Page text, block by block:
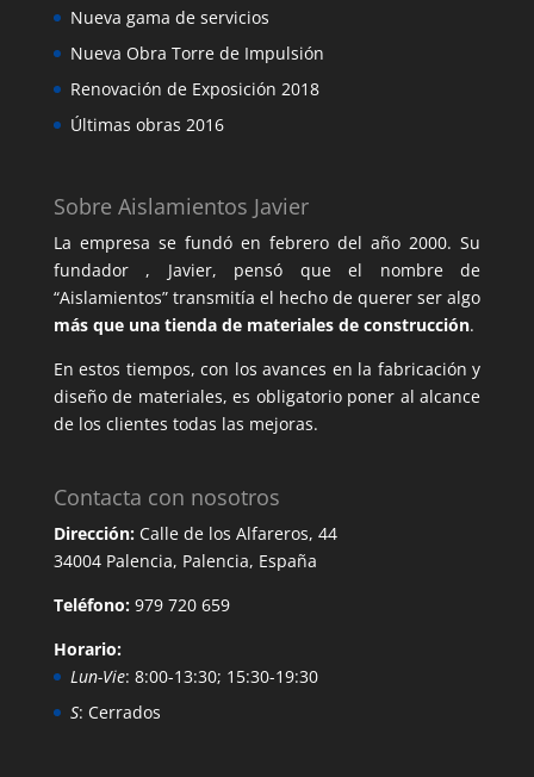
Nueva gama de servicios
Nueva Obra Torre de Impulsión
Renovación de Exposición 2018
Últimas obras 2016
Sobre Aislamientos Javier
La empresa se fundó en febrero del año 2000. Su
fundador , Javier, pensó que el nombre de
“Aislamientos” transmitía el hecho de querer ser algo
más que una tienda de materiales de construcción.
En estos tiempos, con los avances en la fabricación y
diseño de materiales, es obligatorio poner al alcance
de los clientes todas las mejoras.
Contacta con nosotros
Dirección:Calle de los Alfareros, 44
34004 Palencia, Palencia, España
Teléfono:979 720 659
Horario:
Lun-Vie: 8:00-13:30; 15:30-19:30
S: Cerrados